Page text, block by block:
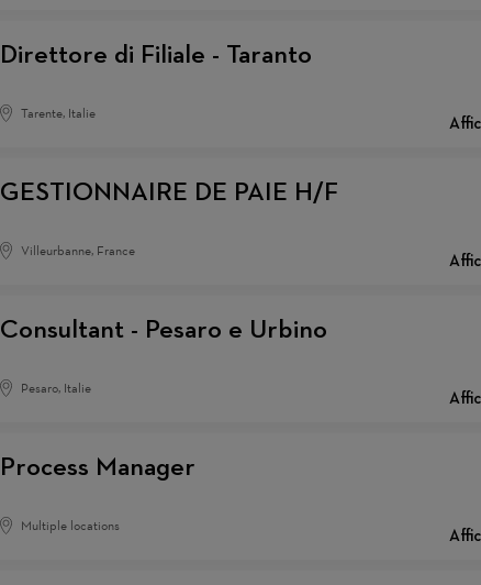
Direttore di Filiale - Taranto
Tarente, Italie
GESTIONNAIRE DE PAIE H/F
Villeurbanne, France
Consultant - Pesaro e Urbino
Pesaro, Italie
Process Manager
Multiple locations